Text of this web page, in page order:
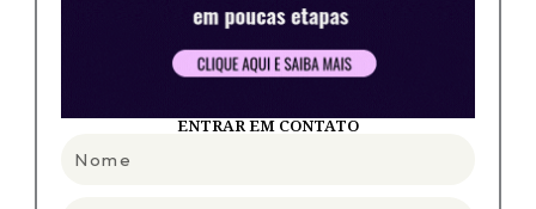
ENTRAR EM CONTATO